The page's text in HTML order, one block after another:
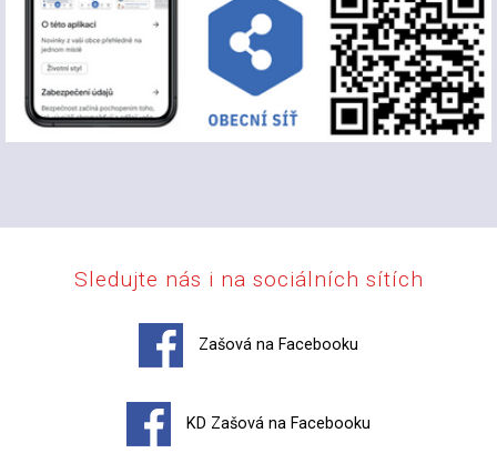
Sledujte nás i na sociálních sítích
Zašová na Facebooku
KD Zašová na Facebooku